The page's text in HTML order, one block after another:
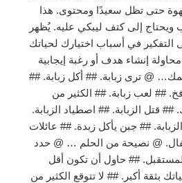
حتى تظل سعيدًا ومحتوى. هذا
إلى كتف ليبكي عليه. يُظهر
التفكير في أسباب اختيارك لحياتك
إنشاء هدف أو رغبة إيجابية
@ ترى زبابة. ## أكل زبابة. ##
## لعب زبابة. ## الكثير من
## قتل الزبابة. ## اصطياد الزبابة.
## جبن يأكل زبدة. ## عائلات
@ نصيحة من الحلم … @ حدد
## حاول أن تكون أقل
بثقة أكبر. ## لا تتوقع الكثير من